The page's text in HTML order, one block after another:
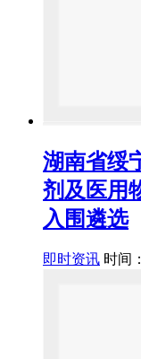
湖南省绥
剂及医用
入围遴选
即时资讯 时间